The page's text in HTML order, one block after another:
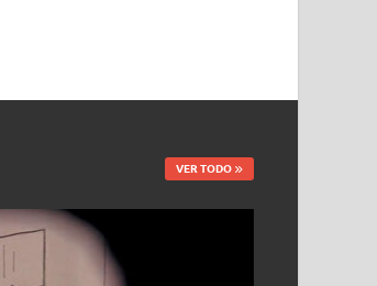
VER TODO